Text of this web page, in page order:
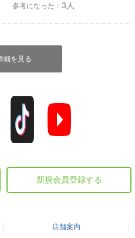
参考になった：3人
細を見る
新規会員登録する
店舗案内